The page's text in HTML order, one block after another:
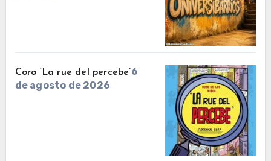
Coro ‘La rue del percebe’6
de agosto de 2026